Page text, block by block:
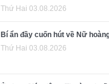
Thứ Hai 03.08.2026
Bí ẩn đầy cuốn hút về Nữ
Thứ Hai 03.08.2026